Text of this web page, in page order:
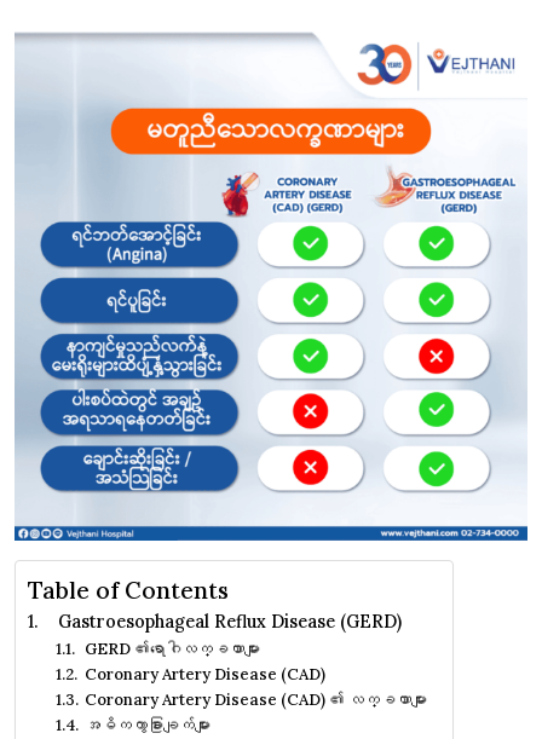
Table of Contents
Gastroesophageal Reflux Disease (GERD)
GERD ၏ရောဂါလက္ခဏာများ
Coronary Artery Disease (CAD)
Coronary Artery Disease (CAD) ၏ လက္ခဏာများ
အဓိကကွာခြားချက်များ